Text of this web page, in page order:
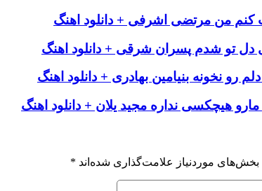
من مرتضی اشرفی + دانلود اهنگ
تو شدم پسران شرقی + دانلود اهنگ
نخونه بنیامین بهادری + دانلود اهنگ
مارو هیچکسی نداره مجید یلان + دانلود اهنگ
بخش‌های موردنیاز علامت‌گذاری شده‌اند *